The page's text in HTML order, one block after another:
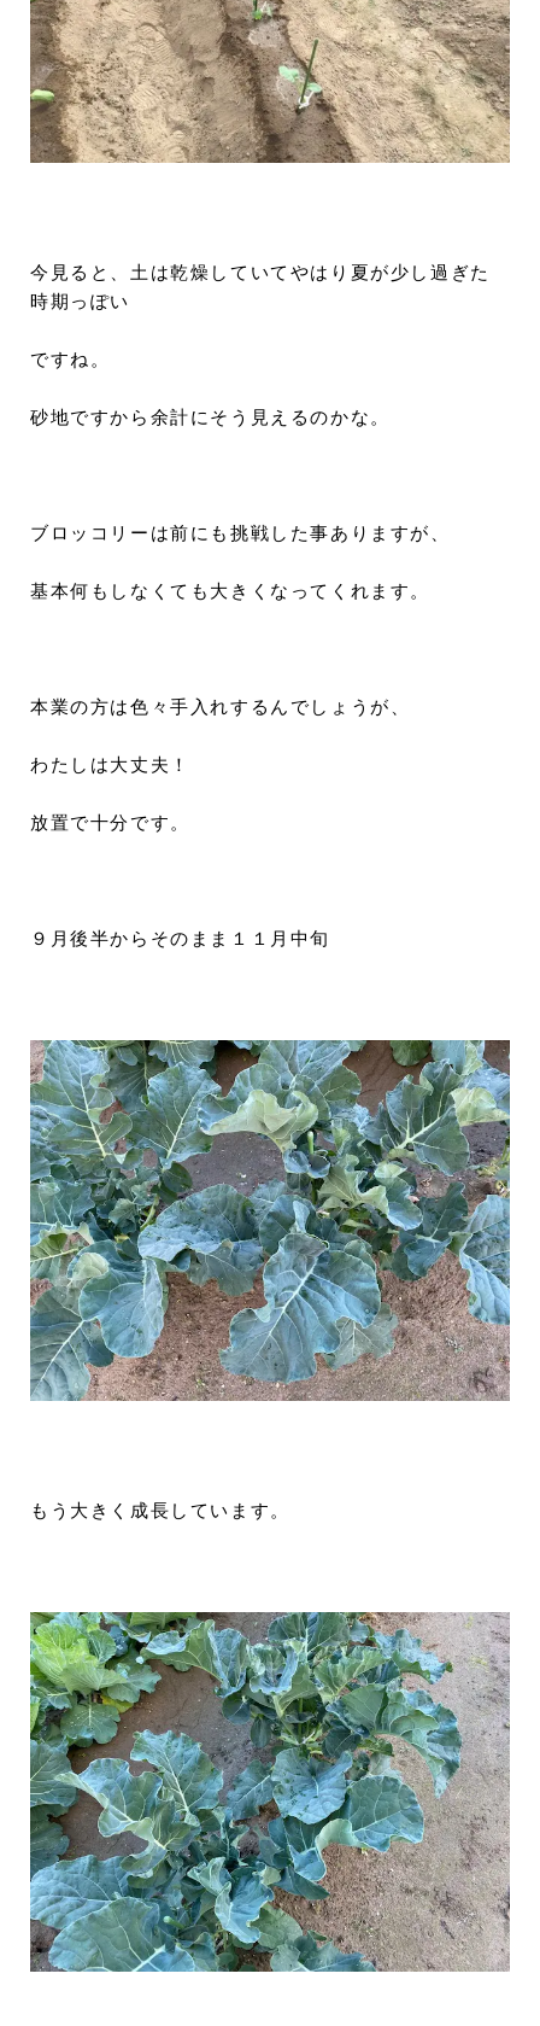
今見ると、土は乾燥していてやはり夏が少し過ぎた
時期っぽい
ですね。
砂地ですから余計にそう見えるのかな。
ブロッコリーは前にも挑戦した事ありますが、
基本何もしなくても大きくなってくれます。
本業の方は色々手入れするんでしょうが、
わたしは大丈夫！
放置で十分です。
９月後半からそのまま１１月中旬
もう大きく成長しています。